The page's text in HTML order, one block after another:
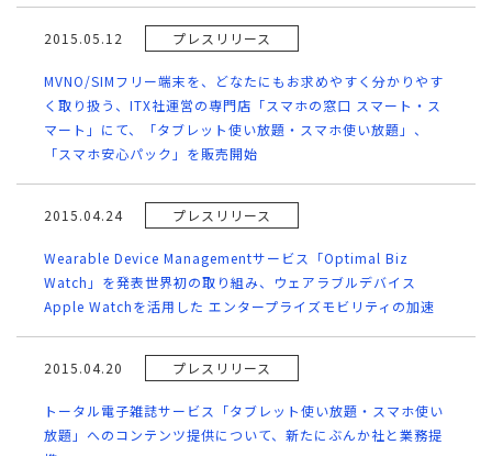
2015.05.12 プレスリリース
MVNO/SIMフリー端末を、どなたにもお求めやすく分かりやす
く取り扱う、ITX社運営の専門店「スマホの窓口 スマート・ス
マート」にて、「タブレット使い放題・スマホ使い放題」、
「スマホ安心パック」を販売開始
2015.04.24 プレスリリース
Wearable Device Managementサービス「Optimal Biz
Watch」を発表世界初の取り組み、ウェアラブルデバイス
Apple Watchを活用した エンタープライズモビリティの加速
2015.04.20 プレスリリース
トータル電子雑誌サービス「タブレット使い放題・スマホ使い
放題」へのコンテンツ提供について、新たにぶんか社と業務提